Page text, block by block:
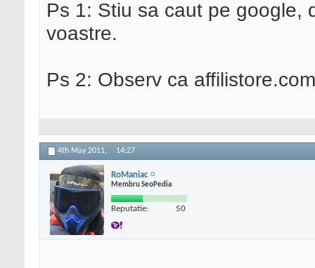
Ps 1: Stiu sa caut pe google,
voastre.
Ps 2: Observ ca
4th May 2011, 14:27
RoManiac
Membru SeoPedia
Reputatie: 50